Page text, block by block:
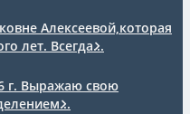
Алексеевой,которая
лет. Всегда...
г. Выражаю свою